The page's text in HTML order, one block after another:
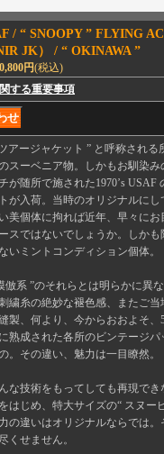
/ “ SNOOPY ” FLYING
JK） / “ OKINAWA ”
円(税込)
する重要事項
アージャケット ” と呼称され
スーベニア物。しかもお馴染み
が随所で施された1970’s USAF
が入荷。当時のオリジナルにし
美個体に拘れば近年、早々にお
スではないでしょうか。しかも
いミントコンディション個体。
倣系 ”のそれらとは明らかに異
繍糸の絶妙な褪色感、またご
製、何より、今からおおよそ、
熟成された各所のビンテージ
。その違い、魅力は一目瞭然。
な技術をもってしても再現で
はじめ、特大サイズの“ スヌー
の違いはオリジナルならでは。
くせません。